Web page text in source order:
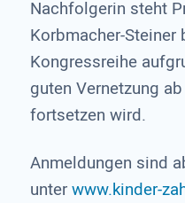
Nach­folgerin steht
Korbmacher-
Kongressreihe
guten Vernetzung
fortsetzen wird.
Anmeldungen sind
unterwww.kinder-